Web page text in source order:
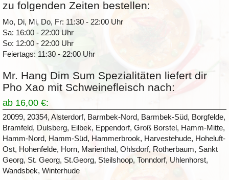
zu folgenden Zeiten bestellen:
Mo, Di, Mi, Do, Fr: 11:30 - 22:00 Uhr
Sa: 16:00 - 22:00 Uhr
So: 12:00 - 22:00 Uhr
Feiertags: 11:30 - 22:00 Uhr
Mr. Hang Dim Sum Spezialitäten liefert dir
Pho Xao mit Schweinefleisch nach:
ab 16,00 €:
20099, 20354, Alsterdorf, Barmbek-Nord, Barmbek-Süd, Borgfelde,
Bramfeld, Dulsberg, Eilbek, Eppendorf, Groß Borstel, Hamm-Mitte,
Hamm-Nord, Hamm-Süd, Hammerbrook, Harvestehude, Hoheluft-
Ost, Hohenfelde, Horn, Marienthal, Ohlsdorf, Rotherbaum, Sankt
Georg, St. Georg, St.Georg, Steilshoop, Tonndorf, Uhlenhorst,
Wandsbek, Winterhude